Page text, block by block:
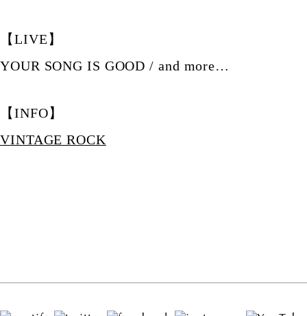
【LIVE】
YOUR SONG IS GOOD / and more…
【INFO】
VINTAGE ROCK